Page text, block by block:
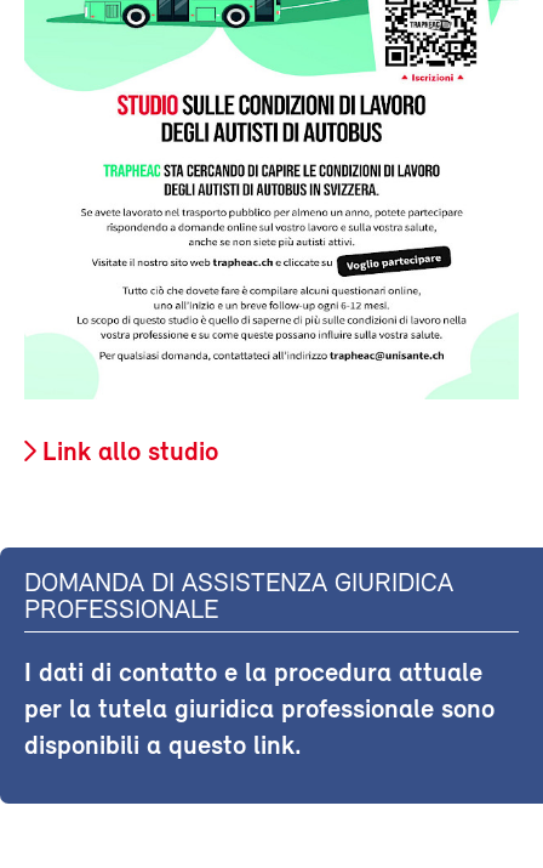
Link allo studio
DOMANDA DI ASSISTENZA GIURIDICA
PROFESSIONALE
I dati di contatto e la procedura attuale
per la tutela giuridica professionale sono
disponibili a questo link.